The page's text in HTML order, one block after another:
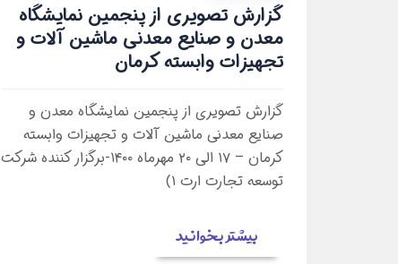
گزارش تصویری از پنجمین نمایشگاه
معدن و صنایع معدنی ماشین آلات و
تجهیزات وابسته کرمان
گزارش تصویری از پنجمین نمایشگاه معدن و
صنایع معدنی ماشین آلات و تجهیزات وابسته
کرمان – ۱۷ الی ۲۰ مهرماه ۱۴۰۰-برگزار کننده شرکت
توسعه تجارت ارت ۱)
بیشتر بخوانید